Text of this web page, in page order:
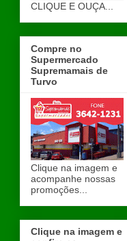
CLIQUE E OUÇA...
Compre no
Supermercado
Supremamais de
Turvo
Clique na imagem e
acompanhe nossas
promoções...
Clique na imagem e